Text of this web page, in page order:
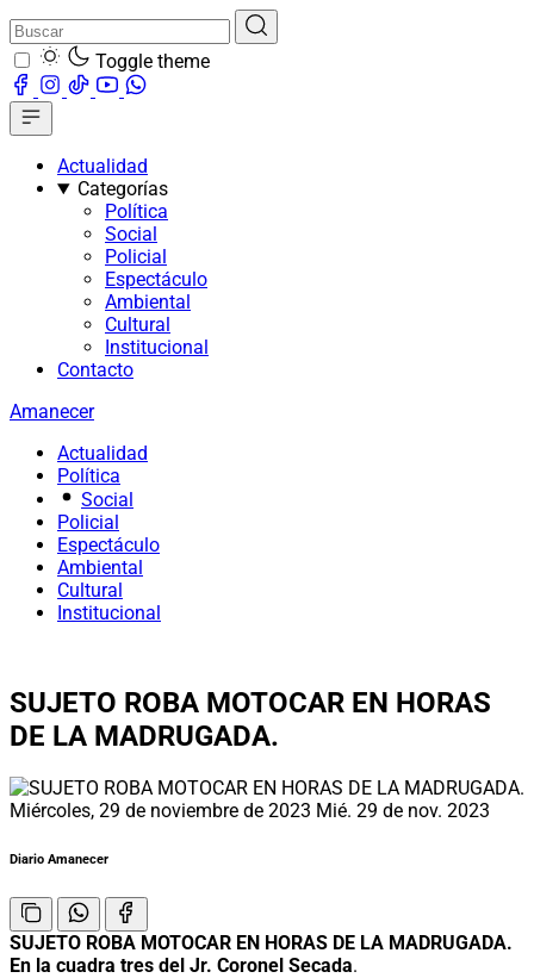
Toggle theme
Actualidad
Categorías
Política
Social
Policial
Espectáculo
Ambiental
Cultural
Institucional
Contacto
Amanecer
Actualidad
Política
Social
Policial
Espectáculo
Ambiental
Cultural
Institucional
SUJETO ROBA MOTOCAR EN HORAS
DE LA MADRUGADA.
Miércoles, 29 de noviembre de 2023 Mié. 29 de nov. 2023
Diario Amanecer
SUJETO ROBA MOTOCAR EN HORAS DE LA MADRUGADA.
En la cuadra tres del Jr. Coronel Secada.